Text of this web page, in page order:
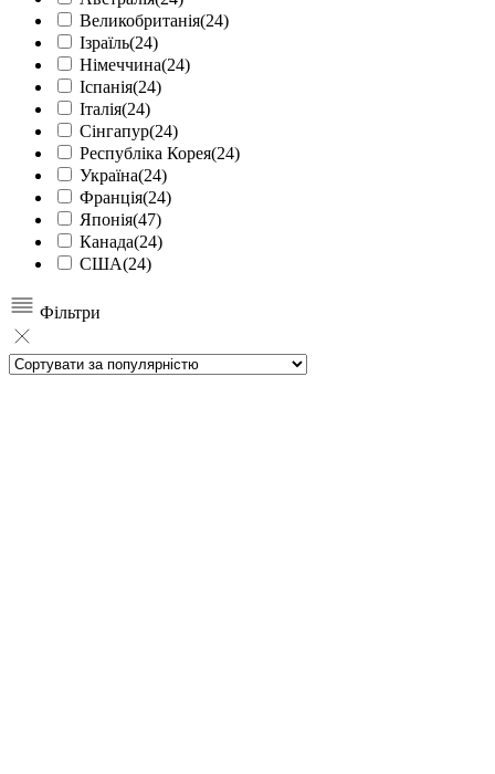
Великобританія(24)
Ізраїль(24)
Німеччина(24)
Іспанія(24)
Італія(24)
Сінгапур(24)
Республіка Корея(24)
Україна(24)
Франція(24)
Японія(47)
Канада(24)
США(24)
Фільтри